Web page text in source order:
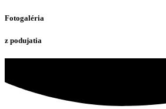
Fotogaléria
z podujatia